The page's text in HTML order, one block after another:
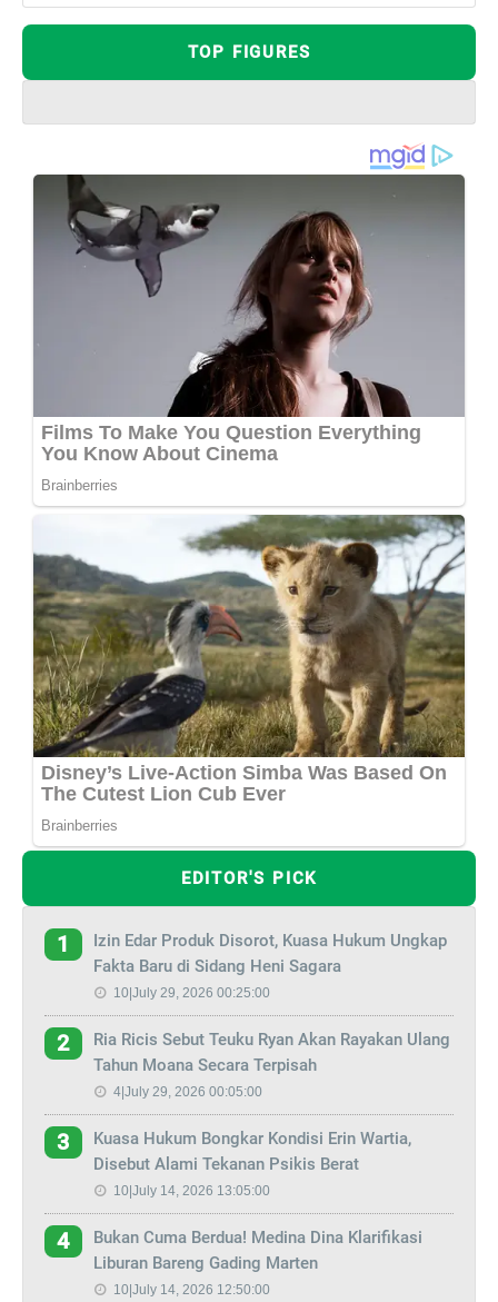
TOP FIGURES
EDITOR'S PICK
1
Izin Edar Produk Disorot, Kuasa Hukum Ungkap
Fakta Baru di Sidang Heni Sagara
10|July 29, 2026 00:25:00
2
Ria Ricis Sebut Teuku Ryan Akan Rayakan Ulang
Tahun Moana Secara Terpisah
4|July 29, 2026 00:05:00
3
Kuasa Hukum Bongkar Kondisi Erin Wartia,
Disebut Alami Tekanan Psikis Berat
10|July 14, 2026 13:05:00
4
Bukan Cuma Berdua! Medina Dina Klarifikasi
Liburan Bareng Gading Marten
10|July 14, 2026 12:50:00